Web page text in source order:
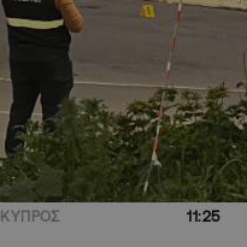
ΚΥΠΡΟΣ 11:25